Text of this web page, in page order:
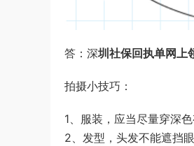
答：深圳社保回执单网上
拍摄小技巧：
1、服装，应当尽量穿深
2、发型，头发不能遮挡